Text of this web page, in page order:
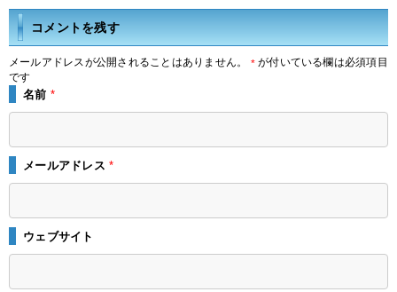
コメントを残す
メールアドレスが公開されることはありません。 *が付いている欄は必須項目
です
名前 *
メールアドレス*
ウェブサイト